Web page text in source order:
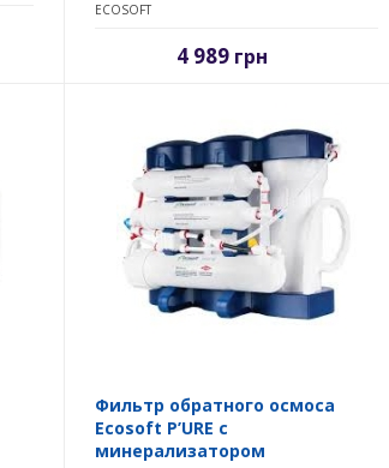
ECOSOFT
4 989 грн
Фильтр обратного осмоса
Ecosoft P’URE с
минерализатором